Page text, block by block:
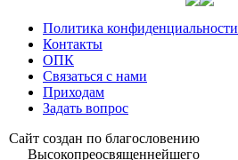
Политика конфиденциальности
Контакты
ОПК
Связаться с нами
Приходам
Задать вопрос
Сайт со­здан по бла­го­сло­ве­нию
Вы­со­ко­прео­свя­щен­ней­ше­го